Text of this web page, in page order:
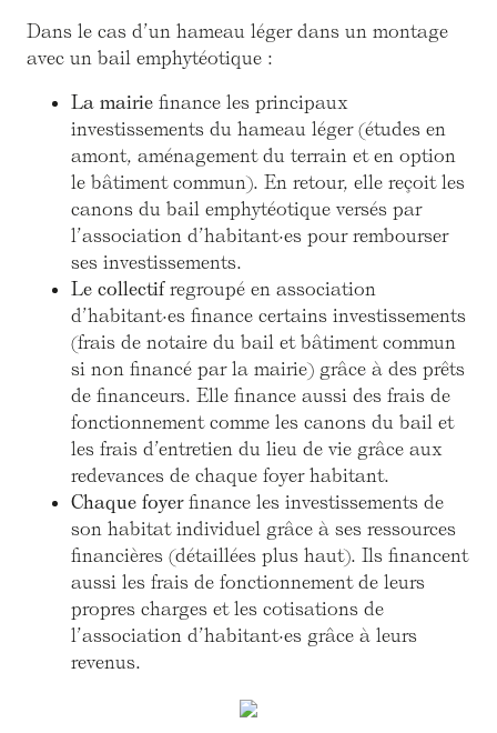
Dans le cas d’un hameau léger dans un montage
avec un bail emphytéotique :
La mairie finance les principaux
investissements du hameau léger (études en
amont, aménagement du terrain et en option
le bâtiment commun). En retour, elle reçoit les
canons du bail emphytéotique versés par
l’association d’habitant·es pour rembourser
ses investissements.
Le collectifregroupé en association
d’habitant·es finance certains investissements
(frais de notaire du bail et bâtiment commun
si non financé par la mairie) grâce à des prêts
de financeurs. Elle finance aussi des frais de
fonctionnement comme les canons du bail et
les frais d’entretien du lieu de vie grâce aux
redevances de chaque foyer habitant.
Chaque foyerfinance les investissements de
son habitat individuel grâce à ses ressources
financières (détaillées plus haut). Ils financent
aussi les frais de fonctionnement de leurs
propres charges et les cotisations de
l’association d’habitant·es grâce à leurs
revenus.